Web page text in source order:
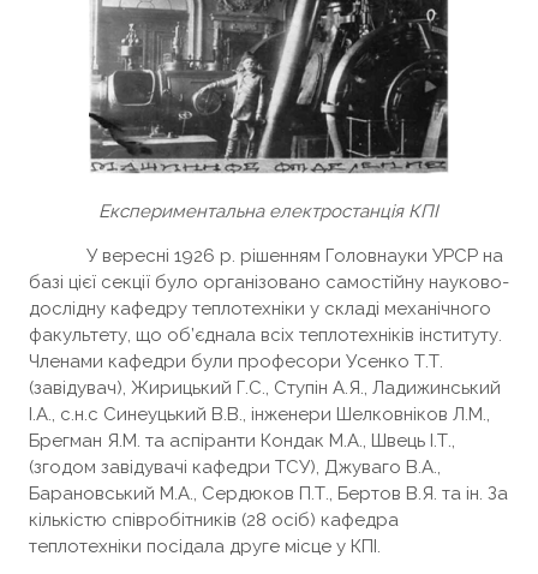
Експериментальна електростанція КПІ
У вересні 1926 р. рішенням Головнауки УРСР на
базі цієї секції було організовано самостійну науково-
дослідну кафедру теплотехніки у складі механічного
факультету, що об’єднала всіх теплотехніків інституту.
Членами кафедри були професори Усенко Т.Т.
(завідувач), Жирицький Г.С., Ступін А.Я., Ладижинський
І.А., с.н.с Синеуцький В.В., інженери Шелковніков Л.М.,
Брегман Я.М. та аспіранти Кондак М.А., Швець І.Т.,
(згодом завідувачі кафедри ТСУ), Джуваго В.А.,
Барановський М.А., Сердюков П.Т., Бертов В.Я. та ін. За
кількістю співробітників (28 осіб) кафедра
теплотехніки посідала друге місце у КПІ.